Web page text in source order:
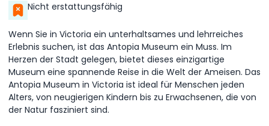
Nicht erstattungsfähig
Wenn Sie in Victoria ein unterhaltsames und lehrreiches
Erlebnis suchen, ist das Antopia Museum ein Muss. Im
Herzen der Stadt gelegen, bietet dieses einzigartige
Museum eine spannende Reise in die Welt der Ameisen. Das
Antopia Museum in Victoria ist ideal für Menschen jeden
Alters, von neugierigen Kindern bis zu Erwachsenen, die von
der Natur fasziniert sind.